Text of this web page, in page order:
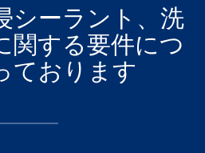
シーラント、洗
関する要件につ
ております